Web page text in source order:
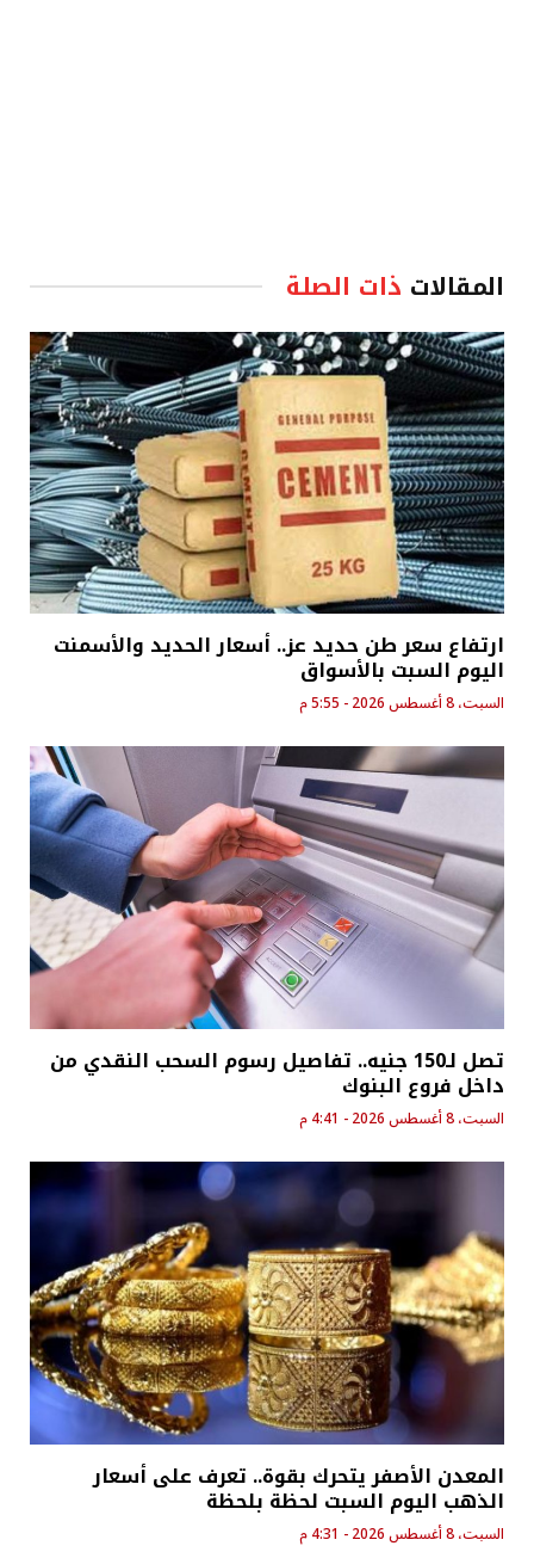
المقالات ذات الصلة
ارتفاع سعر طن حديد عز.. أسعار الحديد والأسمنت
اليوم السبت بالأسواق
السبت، 8 أغسطس 2026 - 5:55 م
تصل لـ150 جنيه.. تفاصيل رسوم السحب النقدي من
داخل فروع البنوك
السبت، 8 أغسطس 2026 - 4:41 م
المعدن الأصفر يتحرك بقوة.. تعرف على أسعار
الذهب اليوم السبت لحظة بلحظة
السبت، 8 أغسطس 2026 - 4:31 م